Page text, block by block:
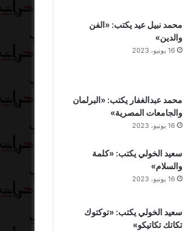
محمد نبيل عيد يكتب: «الفن
والدين»
16 يونيو، 2023
محمد عبدالغفار يكتب: «البرلمان
والجامعات المصرية»
16 يونيو، 2023
سعيد الخولي يكتب: «كلمة
والسلام»
16 يونيو، 2023
سعيد الخولي يكتب: «توكتوك
تكاتك تكاتيكو»